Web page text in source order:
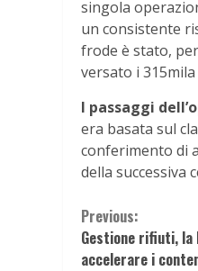
singola
un consistente
frode è stato,
versato i
I passaggi
era basata sul
conferimento di
della successiva
Continue
Reading
Previous:
Gestione rifiuti, la
accelerare i